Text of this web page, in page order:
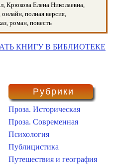
Крюкова Елена Николаевна,
онлайн, полная версия,
роман, повесть
КНИГУ В БИБЛИОТЕКЕ
Рубрики
Проза. Историческая
Проза. Современная
Психология
Публицистика
Путешествия и география